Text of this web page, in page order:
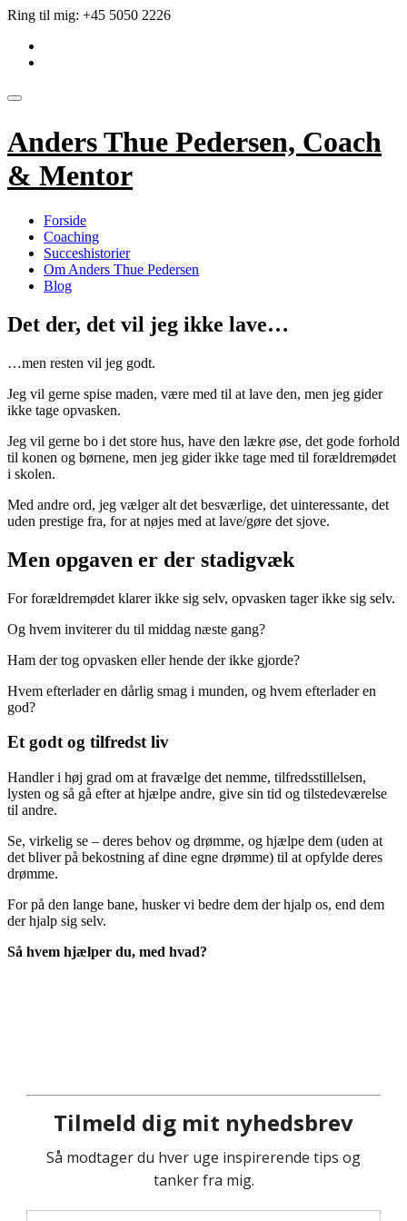
Videre
indhold
Ring til mig: +45 5050 2226
Skift
Anders Thue Pedersen, Coach
& Mentor
Forside
Coaching
Succeshistorier
Om Anders Thue Pedersen
Blog
Det der, det vil jeg ikke lave…
…men resten vil jeg godt.
Jeg vil gerne spise maden, være med til at lave den, men jeg gider
ikke tage opvasken.
Jeg vil gerne bo i det store hus, have den lækre øse, det gode forhold
til konen og børnene, men jeg gider ikke tage med til forældremødet
i skolen.
Med andre ord, jeg vælger alt det besværlige, det uinteressante, det
uden prestige fra, for at nøjes med at lave/gøre det sjove.
Men opgaven er der stadigvæk
For forældremødet klarer ikke sig selv, opvasken tager ikke sig selv.
Og hvem inviterer du til middag næste gang?
Ham der tog opvasken eller hende der ikke gjorde?
Hvem efterlader en dårlig smag i munden, og hvem efterlader en
god?
Et godt og tilfredst liv
Handler i høj grad om at fravælge det nemme, tilfredsstillelsen,
lysten og så gå efter at hjælpe andre, give sin tid og tilstedeværelse
til andre.
Se, virkelig se – deres behov og drømme, og hjælpe dem (uden at
det bliver på bekostning af dine egne drømme) til at opfylde deres
drømme.
For på den lange bane, husker vi bedre dem der hjalp os, end dem
der hjalp sig selv.
Så hvem hjælper du, med hvad?